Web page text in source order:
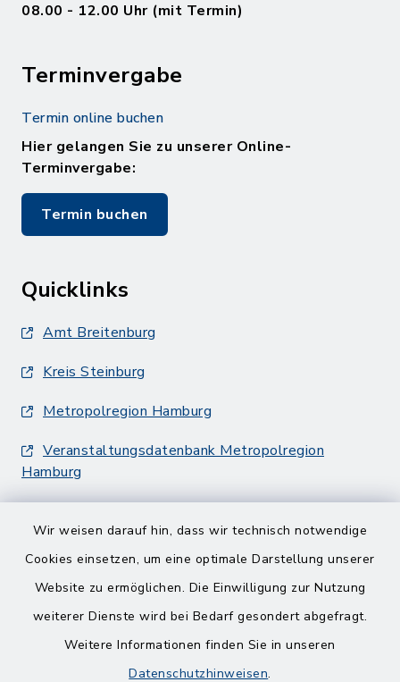
Wir weisen darauf hin, dass wir technisch notwendige
Cookies einsetzen, um eine optimale Darstellung unserer
Website zu ermöglichen. Die Einwilligung zur Nutzung
weiterer Dienste wird bei Bedarf gesondert abgefragt.
Weitere Informationen finden Sie in unseren
Datenschutzhinweisen.
08.00 - 12.00 Uhr (mit Termin)
Terminvergabe
Termin online buchen
Hier gelangen Sie zu unserer Online-
Terminvergabe:
Termin buchen
Quicklinks
Amt Breitenburg
Kreis Steinburg
Metropolregion Hamburg
Veranstaltungsdatenbank Metropolregion
Hamburg
Barrierefreiheit